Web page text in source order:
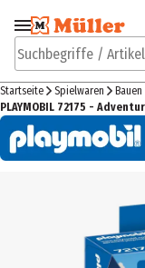
Zur Navigation
springen
Suchbegriffe /
Startseite Spielwaren
PLAYMOBIL 72175 -